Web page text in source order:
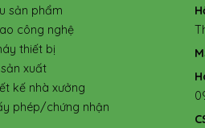
sản phẩm
công nghệ
thiết bị
xuất
kế nhà xưởng
phép/chứng nhận